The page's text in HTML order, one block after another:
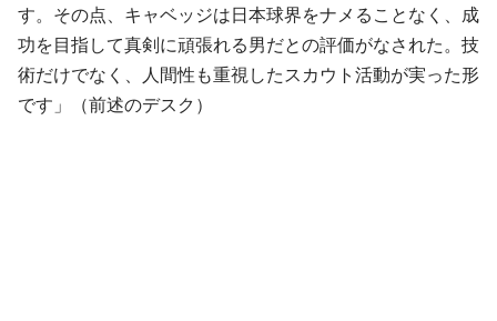
す。その点、キャベッジは日本球界をナメることなく、成
功を目指して真剣に頑張れる男だとの評価がなされた。技
術だけでなく、人間性も重視したスカウト活動が実った形
です」（前述のデスク）